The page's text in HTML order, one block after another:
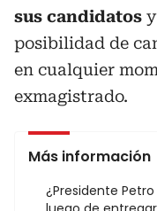
sus candidatos
posibilidad de
en cualquier
exmagistrado.
Más información
¿Presidente